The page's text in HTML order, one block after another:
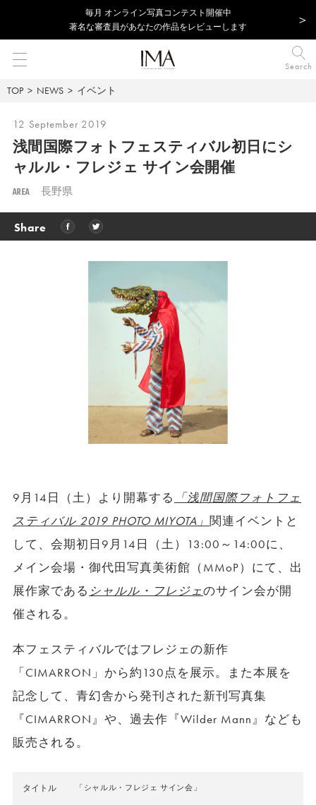
毎⽉ オンライン写真コンテスト開催中
著名な審査員があなたの作品をレビューします
Search
TOP NEWS イベント
12 September 2019
浅間国際フォトフェスティバル初日にシ
ャルル・フレジェ サイン会開催
AREA 長野県
Share
9月14日（土）より開幕する
「浅間国際フォトフェ
スティバル 2019 PHOTO MIYOTA」関連イベントと
して、会期初日9月14日（土）13:00～14:00に、
メイン会場・御代田写真美術館（MMoP）にて、出
展作家である シャルル・フレジェのサイン会が開
催される。
本フェスティバルではフレジェの新作
「CIMARRON」から約130点を展示。また本展を
記念して、青幻舎から発刊された新刊写真集
『CIMARRON』や、過去作『Wilder Mann』なども
販売される。
タイトル 「シャルル・フレジェ サイン会」